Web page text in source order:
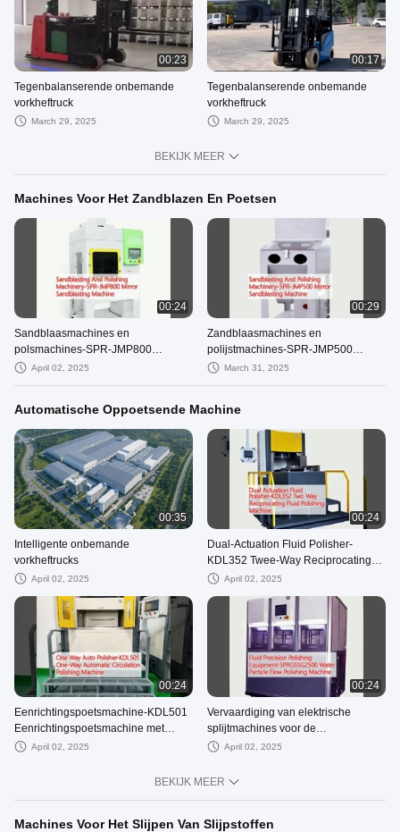
00:23
Tegenbalanserende onbemande
vorkheftruck
March 29, 2025
00:17
Tegenbalanserende onbemande
vorkheftruck
March 29, 2025
BEKIJK MEER
Machines Voor Het Zandblazen En Poetsen
00:24
Sandblaasmachines en
polsmachines-SPR-JMP800
Spiegelsandblaasmachine
April 02, 2025
00:29
Zandblaasmachines en
polijstmachines-SPR-JMP500
Spiegelsandblaasmachine
March 31, 2025
Automatische Oppoetsende Machine
00:35
Intelligente onbemande
vorkheftrucks
April 02, 2025
00:24
Dual-Actuation Fluid Polisher-
KDL352 Twee-Way Reciprocating
Fluid Polishing Machine
April 02, 2025
00:24
Eenrichtingspoetsmachine-KDL501
Eenrichtingspoetsmachine met
automatische circulatie
April 02, 2025
00:24
Vervaardiging van elektrische
splijtmachines voor de
vervaardiging van elektrische
April 02, 2025
BEKIJK MEER
Machines Voor Het Slijpen Van Slijpstoffen